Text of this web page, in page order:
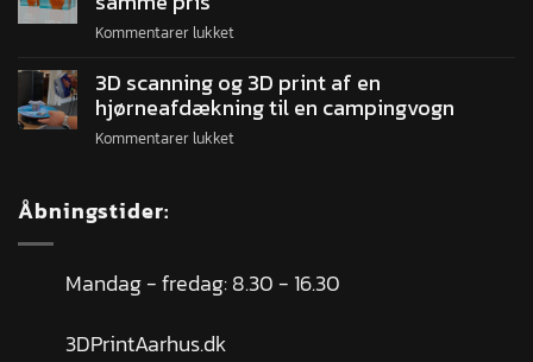
Kommentarer lukket
3D scanning og 3D print af en
hjørneafdækning til en campingvogn
Kommentarer lukket
Åbningstider:
Mandag - fredag: 8.30 - 16.30
3DPrintAarhus.dk